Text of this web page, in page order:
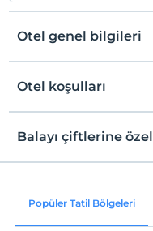
Otel genel bilgileri
Otel koşulları
Check/in
En erken saat 11:00 ve
Check/out
Evcil Hayvan
Balayı çiftlerine özel
Ekstra
Popüler Tatil Bölgeleri